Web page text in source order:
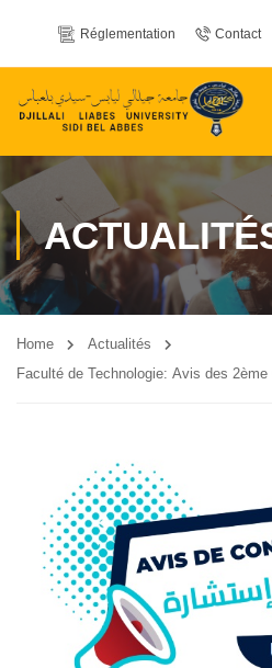
Réglementation Contact
Home
Actualités
Faculté de Technologie: Avis des